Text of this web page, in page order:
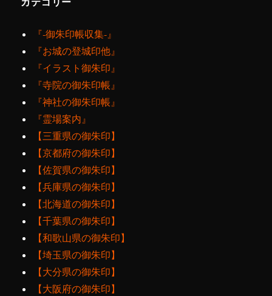
『‐御朱印帳収集‐』
『お城の登城印他』
『イラスト御朱印』
『寺院の御朱印帳』
『神社の御朱印帳』
『霊場案内』
【三重県の御朱印】
【京都府の御朱印】
【佐賀県の御朱印】
【兵庫県の御朱印】
【北海道の御朱印】
【千葉県の御朱印】
【和歌山県の御朱印】
【埼玉県の御朱印】
【大分県の御朱印】
【大阪府の御朱印】